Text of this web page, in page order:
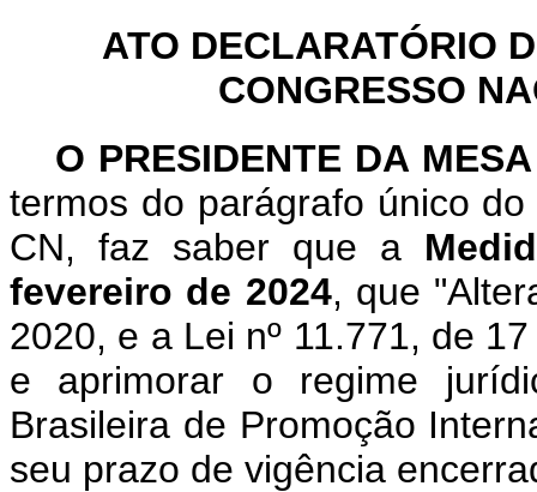
ATO DECLARATÓRIO
CONGRESSO
O PRESIDENTE DA
termos do parágrafo único
CN, faz saber que a
fevereiro de 2024, que
2020, e a Lei nº 11.771, de
e aprimorar o regime
Brasileira de Promoção
seu prazo de vigência